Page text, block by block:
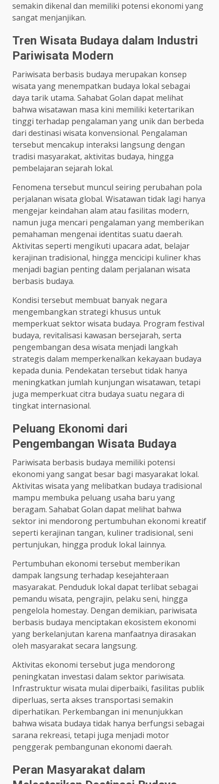
semakin dikenal dan memiliki potensi ekonomi yang
sangat menjanjikan.
Tren Wisata Budaya dalam Industri
Pariwisata Modern
Pariwisata berbasis budaya merupakan konsep
wisata yang menempatkan budaya lokal sebagai
daya tarik utama. Sahabat Golan dapat melihat
bahwa wisatawan masa kini memiliki ketertarikan
tinggi terhadap pengalaman yang unik dan berbeda
dari destinasi wisata konvensional. Pengalaman
tersebut mencakup interaksi langsung dengan
tradisi masyarakat, aktivitas budaya, hingga
pembelajaran sejarah lokal.
Fenomena tersebut muncul seiring perubahan pola
perjalanan wisata global. Wisatawan tidak lagi hanya
mengejar keindahan alam atau fasilitas modern,
namun juga mencari pengalaman yang memberikan
pemahaman mengenai identitas suatu daerah.
Aktivitas seperti mengikuti upacara adat, belajar
kerajinan tradisional, hingga mencicipi kuliner khas
menjadi bagian penting dalam perjalanan wisata
berbasis budaya.
Kondisi tersebut membuat banyak negara
mengembangkan strategi khusus untuk
memperkuat sektor wisata budaya. Program festival
budaya, revitalisasi kawasan bersejarah, serta
pengembangan desa wisata menjadi langkah
strategis dalam memperkenalkan kekayaan budaya
kepada dunia. Pendekatan tersebut tidak hanya
meningkatkan jumlah kunjungan wisatawan, tetapi
juga memperkuat citra budaya suatu negara di
tingkat internasional.
Peluang Ekonomi dari
Pengembangan Wisata Budaya
Pariwisata berbasis budaya memiliki potensi
ekonomi yang sangat besar bagi masyarakat lokal.
Aktivitas wisata yang melibatkan budaya tradisional
mampu membuka peluang usaha baru yang
beragam. Sahabat Golan dapat melihat bahwa
sektor ini mendorong pertumbuhan ekonomi kreatif
seperti kerajinan tangan, kuliner tradisional, seni
pertunjukan, hingga produk lokal lainnya.
Pertumbuhan ekonomi tersebut memberikan
dampak langsung terhadap kesejahteraan
masyarakat. Penduduk lokal dapat terlibat sebagai
pemandu wisata, pengrajin, pelaku seni, hingga
pengelola homestay. Dengan demikian, pariwisata
berbasis budaya menciptakan ekosistem ekonomi
yang berkelanjutan karena manfaatnya dirasakan
oleh masyarakat secara langsung.
Aktivitas ekonomi tersebut juga mendorong
peningkatan investasi dalam sektor pariwisata.
Infrastruktur wisata mulai diperbaiki, fasilitas publik
diperluas, serta akses transportasi semakin
diperhatikan. Perkembangan ini menunjukkan
bahwa wisata budaya tidak hanya berfungsi sebagai
sarana rekreasi, tetapi juga menjadi motor
penggerak pembangunan ekonomi daerah.
Peran Masyarakat dalam